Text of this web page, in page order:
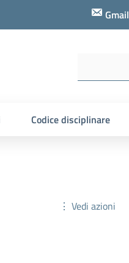
Gmail
Codice disciplinare
⋮ Vedi azioni